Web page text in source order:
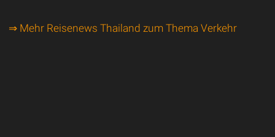
⇒ Mehr Reisenews Thailand zum Thema Verkehr